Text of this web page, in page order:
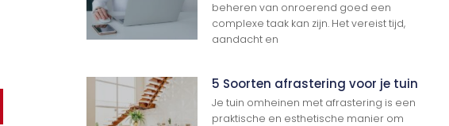
Ga Naar Boven
beheren van onroerend goed een
complexe taak kan zijn. Het vereist tijd,
aandacht en
5 Soorten afrastering voor je tuin
Je tuin omheinen met afrastering is een
praktische en esthetische manier om